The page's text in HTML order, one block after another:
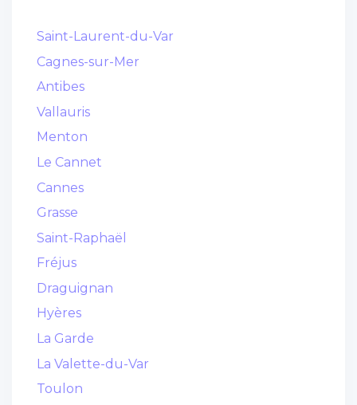
Saint-Laurent-du-Var
Cagnes-sur-Mer
Antibes
Vallauris
Menton
Le Cannet
Cannes
Grasse
Saint-Raphaël
Fréjus
Draguignan
Hyères
La Garde
La Valette-du-Var
Toulon